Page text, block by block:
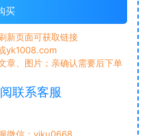
买
新页面可获取链接
yk1008.com
章、图片；亲确认需要后下单
联系客服